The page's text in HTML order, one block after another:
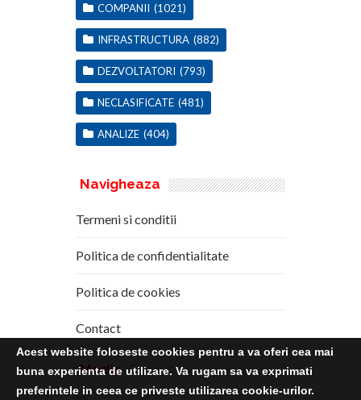
COMPANII (1021)
INFRASTRUCTURA (882)
DEZVOLTATORI (793)
NECLASIFICATE (481)
ANALIZE (404)
Navigheaza
Termeni si conditii
Politica de confidentialitate
Politica de cookies
Contact
Media Kit
Acest website foloseste cookies pentru a va oferi cea mai
buna experienta de utilizare. Va rugam sa va exprimati
preferintele in ceea ce priveste utilizarea cookie-urilor.